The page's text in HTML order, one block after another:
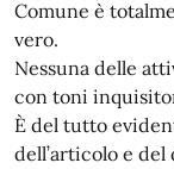
Comune è
vero.
Nessuna delle
con toni
È del tutto
dell’articolo e